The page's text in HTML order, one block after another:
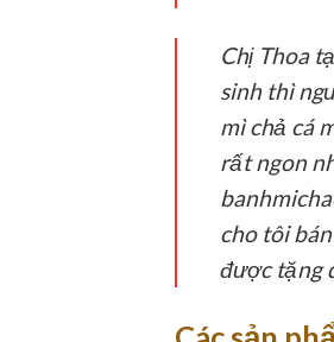
Chị Thoa
sinh thì
mì chả cá
rất ngon
cho tôi
được tặng